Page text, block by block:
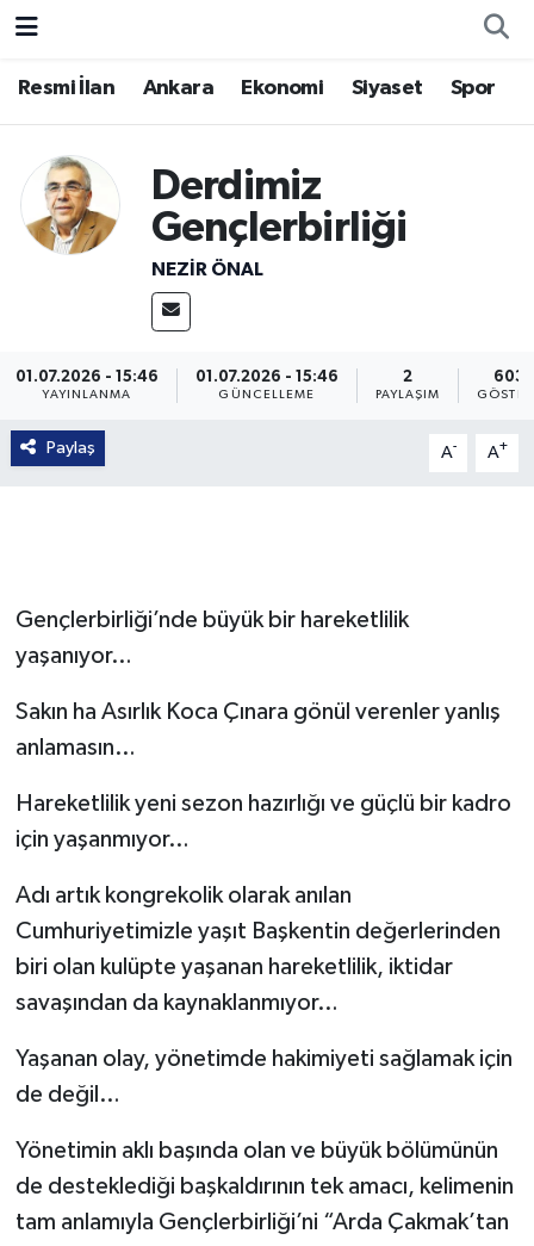
Resmi İlan Ankara Ekonomi Siyaset Spor
Derdimiz
Gençlerbirliği
NEZIR ÖNAL
01.07.2026 - 15:46 01.07.2026 - 15:46 2
PAYLAŞIM
6037
Paylaş A- A+
Gençlerbirliği’nde büyük bir hareketlilik
yaşanıyor…
Sakın ha Asırlık Koca Çınara gönül verenler yanlış
anlamasın…
Hareketlilik yeni sezon hazırlığı ve güçlü bir kadro
için yaşanmıyor…
Adı artık kongrekolik olarak anılan
Cumhuriyetimizle yaşıt Başkentin değerlerinden
biri olan kulüpte yaşanan hareketlilik, iktidar
savaşından da kaynaklanmıyor…
Yaşanan olay, yönetimde hakimiyeti sağlamak için
de değil…
Yönetimin aklı başında olan ve büyük bölümünün
de desteklediği başkaldırının tek amacı, kelimenin
tam anlamıyla Gençlerbirliği’ni “Arda Çakmak’tan